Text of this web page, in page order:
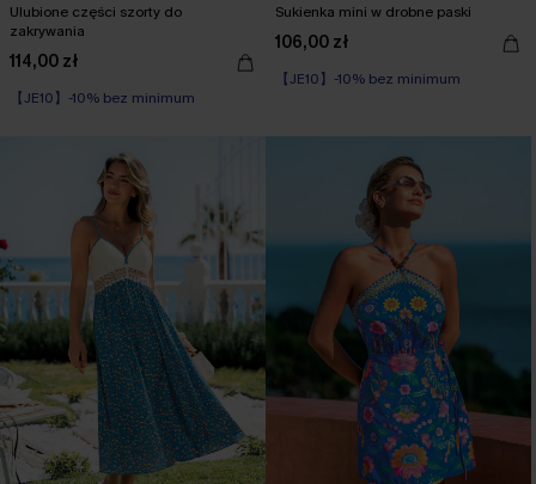
Ulubione części szorty do
zakrywania
114,00 zł
【JE10】-10% bez minimum
Sukienka mini w drobne paski
106,00 zł
【JE10】-10% bez minimum